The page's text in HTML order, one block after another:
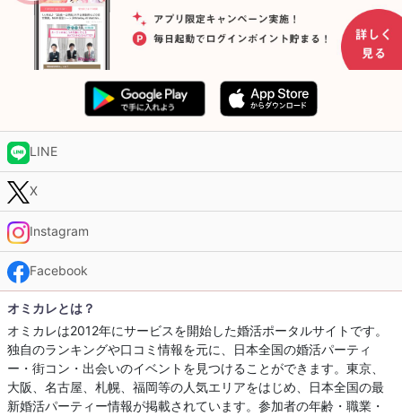
LINE
X
Instagram
Facebook
オミカレとは？
オミカレは2012年にサービスを開始した婚活ポータルサイトです。
独自のランキングや口コミ情報を元に、日本全国の婚活パーティ
ー・街コン・出会いのイベントを見つけることができます。東京、
大阪、名古屋、札幌、福岡等の人気エリアをはじめ、日本全国の最
新婚活パーティー情報が掲載されています。参加者の年齢・職業・